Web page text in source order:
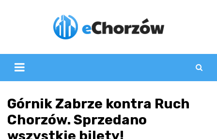
Górnik Zabrze kontra Ruch
Chorzów. Sprzedano
wszystkie bilety!